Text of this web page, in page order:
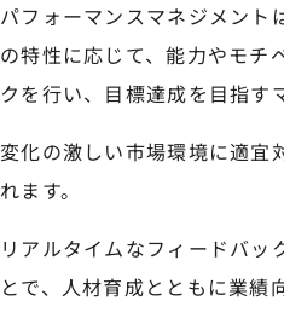
パフォーマンスマネジメント
の特性に応じて、能力やモチ
クを行い、目標達成を目指す
変化の激しい市場環境に適宜
れます。
リアルタイムなフィードバ
とで、人材育成とともに業績